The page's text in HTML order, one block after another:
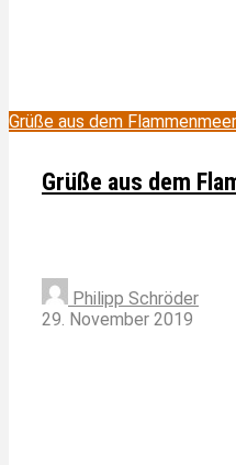
Grüße aus dem Flammenmeer
Grüße aus dem
Philipp Schröder
29. November 2019